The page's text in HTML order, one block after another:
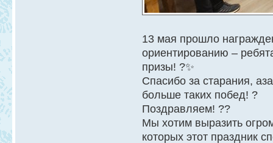
13 мая прошло
ориентированию –
призы! ?✨
Спасибо за старания,
больше таких побед! ?
Поздравляем! ??
Мы хотим выразить
которых этот праздник